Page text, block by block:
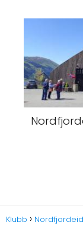
Klubb Nordfjordeid